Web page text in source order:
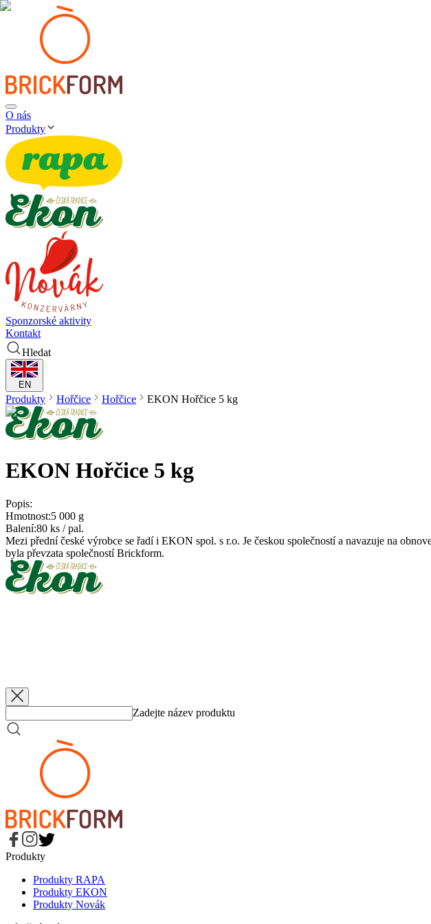
O nás
Produkty
Sponzorské aktivity
Kontakt
Hledat
EN
Produkty Hořčice Hořčice EKON Hořčice 5 kg
EKON Hořčice 5 kg
Popis:
Hmotnost:5 000 g
Balení:80 ks / pal.
Mezi přední české výrobce se řadí i EKON spol. s r.o. Je českou společností a navazuje na
byla převzata společností Brickform.
EKON
EKON
Zadejte název produktu
Produkty
Produkty RAPA
Produkty EKON
Produkty Novák